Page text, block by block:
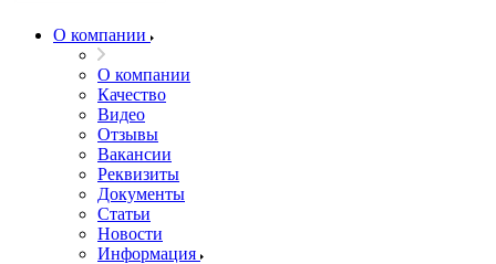
О компании
О компании
Качество
Видео
Отзывы
Вакансии
Реквизиты
Документы
Статьи
Новости
Информация